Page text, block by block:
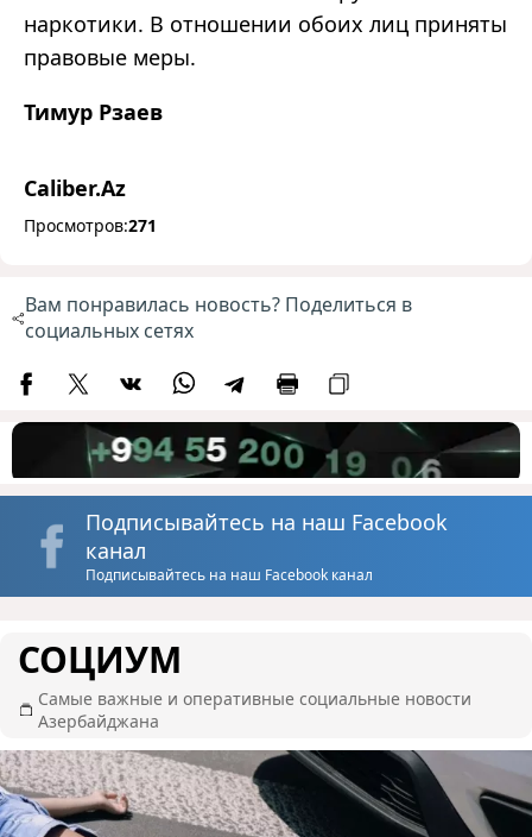
наркотики. В отношении обоих лиц приняты
правовые меры.
Тимур Рзаев
Caliber.Az
Просмотров:271
Вам понравилась новость? Поделиться в
социальных сетях
Подписывайтесь на наш Facebook
канал
Подписывайтесь на наш Facebook канал
СОЦИУМ
Самые важные и оперативные социальные новости
Азербайджана